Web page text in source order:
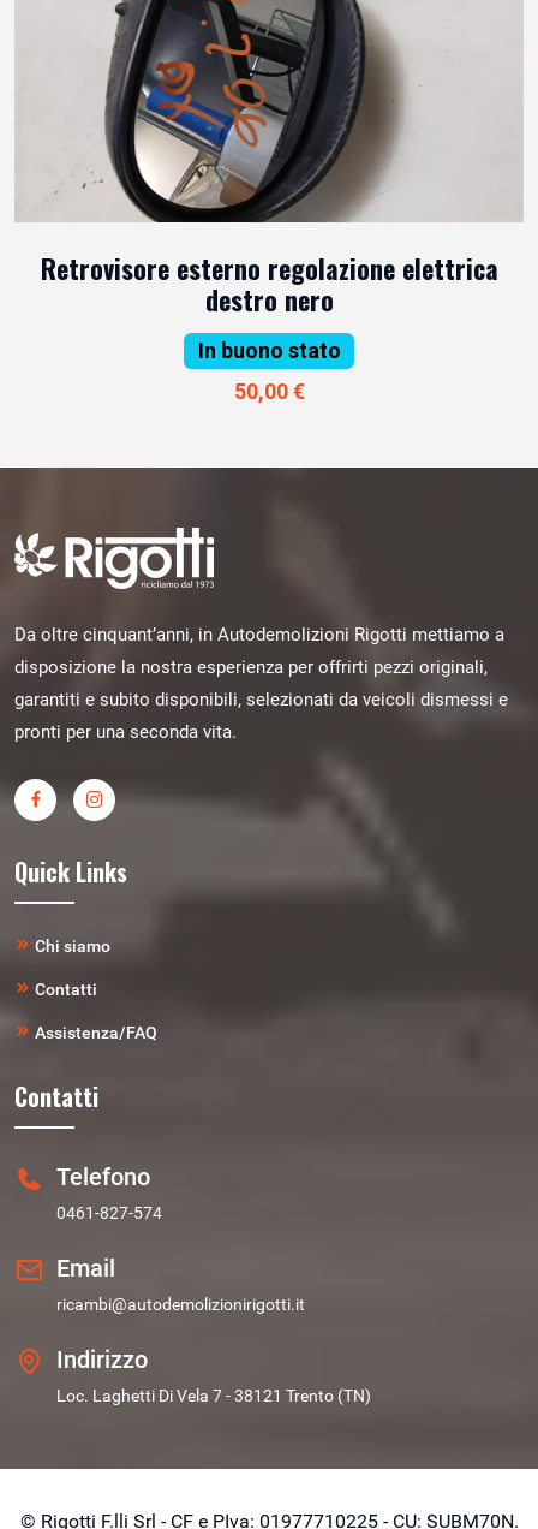
Retrovisore esterno regolazione elettrica
destro nero
In buono stato
50,00 €
Da oltre cinquant’anni, in Autodemolizioni Rigotti mettiamo a
disposizione la nostra esperienza per offrirti pezzi originali,
garantiti e subito disponibili, selezionati da veicoli dismessi e
pronti per una seconda vita.
Quick Links
Chi siamo
Contatti
Assistenza/FAQ
Contatti
Telefono
0461-827-574
Email
ricambi@autodemolizionirigotti.it
Indirizzo
Loc. Laghetti Di Vela 7 - 38121 Trento (TN)
© Rigotti F.lli Srl - CF e PIva: 01977710225 - CU: SUBM70N.